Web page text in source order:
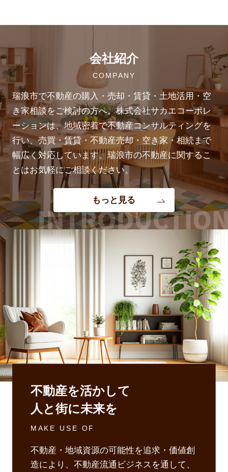
会社紹介
COMPANY
瑞浪市で不動産の購入・売却・賃貸・土地活用・空
き家相談をご検討の方へ。株式会社サカエコーポレ
ーションは、地域密着で不動産コンサルティングを
行い、売買・賃貸・不動産売却・空き家・相続まで
幅広く対応しています。瑞浪市の不動産に関するこ
とはお気軽にご相談ください。
もっと見る
不動産を活かして
人と街に未来を
MAKE USE OF
不動産・地域資源の可能性を追求・価値創
造により、不動産流通ビジネスを通して、